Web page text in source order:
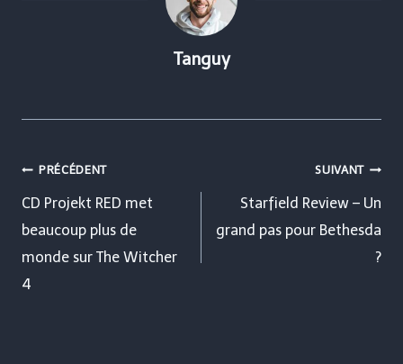
Tanguy
Navigation
de
l’article
PRÉCÉDENT
CD Projekt RED met
beaucoup plus de
monde sur The Witcher
4
SUIVANT
Starfield Review – Un
grand pas pour Bethesda
?